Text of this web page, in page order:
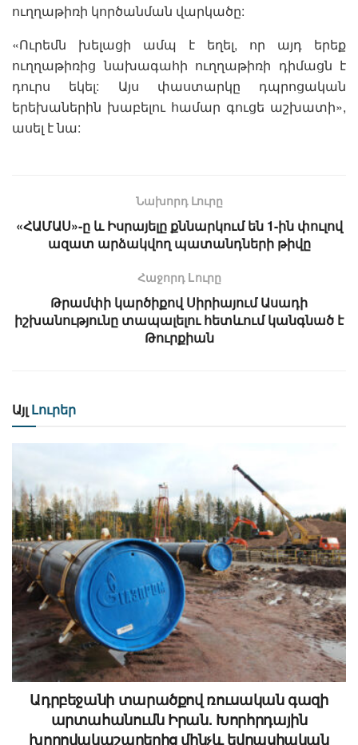
ուղղաթիռի կործանման վարկածը:
«Ուրեմն խելացի ամպ է եղել, որ այդ երեք
ուղղաթիռից նախագահի ուղղաթիռի դիմացն է
դուրս եկել: Այս փաստարկը դպրոցական
երեխաներին խաբելու համար գուցե աշխատի»,
ասել է նա:
Նախորդ Լուրը
«​​ՀԱՄԱՍ»-ը և Իսրայելը քննարկում են 1-ին փուլով
ազատ արձակվող պատանդների թիվը
Հաջորդ Lուրը
Թրամփի կարծիքով Սիրիայում Ասադի
իշխանությունը տապալելու հետևում կանգնած է
Թուրքիան
Այլ Լուրեր
Ադրբեջանի տարածքով ռուսական գազի
արտահանումն Իրան. Խորհրդային
խողովակաշարերից մինչև եվրասիական